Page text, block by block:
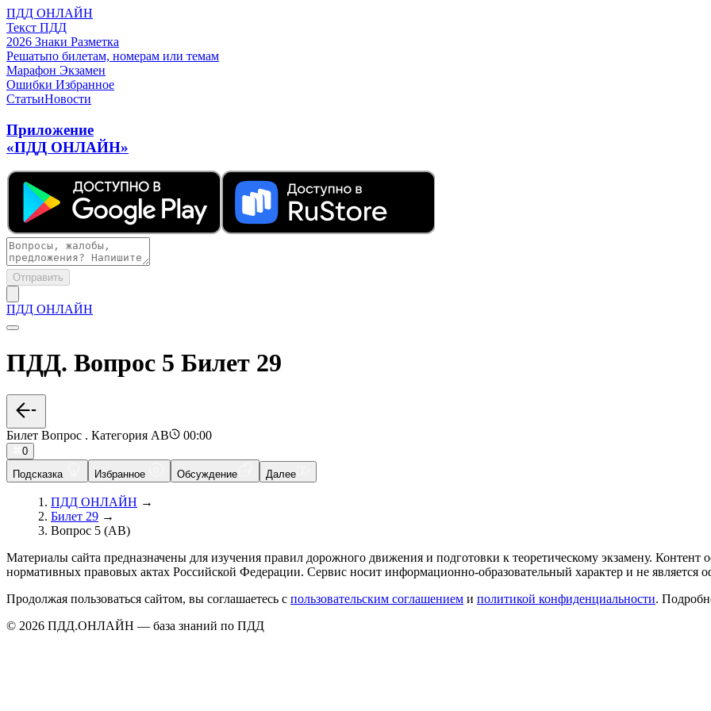
ПДД ОНЛАЙН
Текст ПДД
2026 Знаки Разметка
Решатьпо билетам, номерам или темам
Марафон Экзамен
Ошибки Избранное
СтатьиНовости
Приложение
«ПДД ОНЛАЙН»
Отправить
ПДД ОНЛАЙН
ПДД. Вопрос 5 Билет 29
Билет Вопрос . Категория AB 00:00
0
Подсказка
Избранное Обсуждение Далее
ПДД ОНЛАЙН →
Билет 29 →
Вопрос 5 (AB)
Материалы сайта предназначены для изучения правил дорожного движения и подготовки к теоретическому экзамену.
нормативных правовых актах Российской Федерации. Сервис носит информационно-образовательный характер и не является
Продолжая пользоваться сайтом, вы соглашаетесь с пользовательским соглашением и политикой конфиденциальности.
© 2026 ПДД.ОНЛАЙН — база знаний по ПДД